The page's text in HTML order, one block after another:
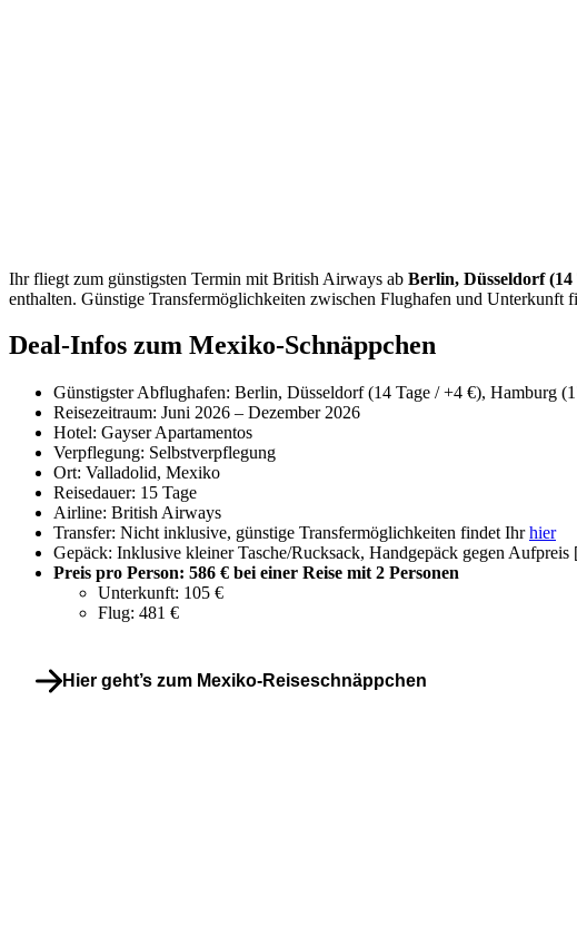
Ihr fliegt zum günstigsten Termin mit British Airways ab Berlin, Düsseldorf (14
enthalten. Günstige Transfermöglichkeiten zwischen Flughafen und Unterkunft
Deal-Infos zum Mexiko-Schnäppchen
Günstigster Abflughafen: Berlin, Düsseldorf (14 Tage / +4 €), Hamburg
Reisezeitraum: Juni 2026 – Dezember 2026
Hotel: Gayser Apartamentos
Verpflegung: Selbstverpflegung
Ort: Valladolid, Mexiko
Reisedauer: 15 Tage
Airline: British Airways
Transfer: Nicht inklusive, günstige Transfermöglichkeiten findet Ihrhier
Gepäck: Inklusive kleiner Tasche/Rucksack, Handgepäck gegen Aufpreis
Preis pro Person: 586 € bei einer Reise mit 2 Personen
Unterkunft: 105 €
Flug: 481 €
Hier geht’s zum Mexiko-Reiseschnäppchen